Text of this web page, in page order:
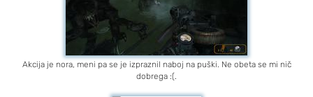
Akcija je nora, meni pa se je izpraznil naboj na puški. Ne obeta se mi nič
dobrega :(.